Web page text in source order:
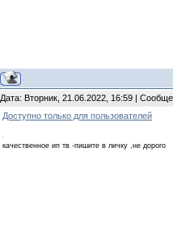
Дата: Вторник, 21.06.2022, 16:59 |
Доступно только для пользователей
качественное ип тв -пишите в личку ,не дорого